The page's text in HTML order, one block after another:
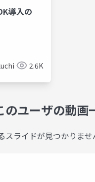
導入の
2.6K
のユーザの動画
スライドが見つかりませ